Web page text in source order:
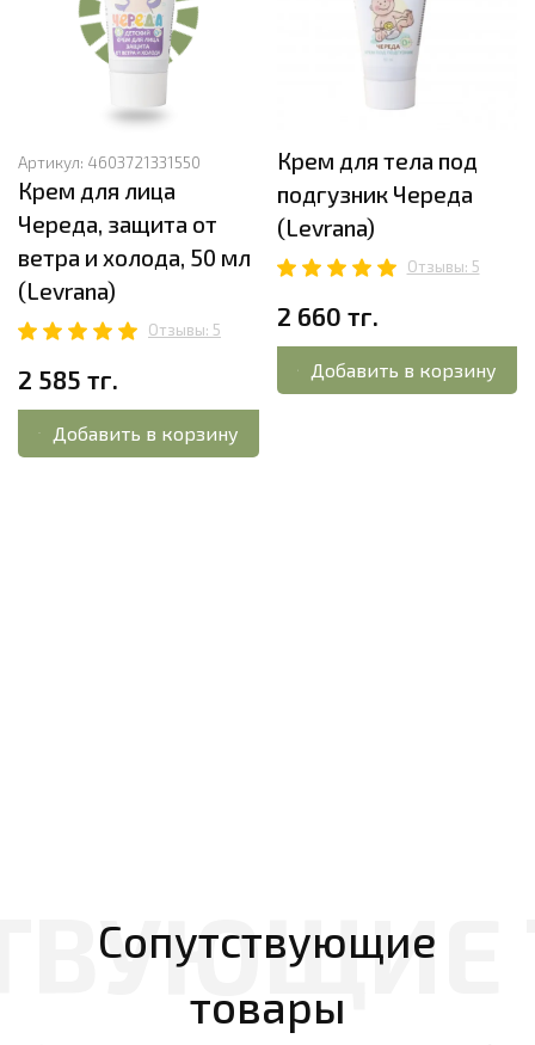
Артикул: 4603721331550
Крем для лица
Череда, защита от
ветра и холода, 50 мл
(Levrana)
Отзывы: 5
2 585 тг.
Добавить в корзину
Крем для тела под
подгузник Череда
(Levrana)
Отзывы: 5
2 660 тг.
Добавить в корзину
Сопутствующие
товары